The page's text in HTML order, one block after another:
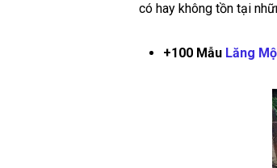
có hay không tồn tại
+100 Mẫu Lăng